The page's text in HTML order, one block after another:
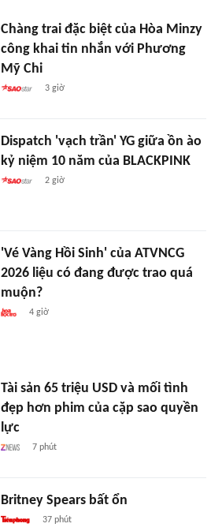
Chàng trai đặc biệt của Hòa Minzy
công khai tin nhắn với Phương
Mỹ Chi
3 giờ
Dispatch 'vạch trần' YG giữa ồn ào
kỷ niệm 10 năm của BLACKPINK
2 giờ
'Vé Vàng Hồi Sinh' của ATVNCG
2026 liệu có đang được trao quá
muộn?
4 giờ
Tài sản 65 triệu USD và mối tình
đẹp hơn phim của cặp sao quyền
lực
7 phút
Britney Spears bất ổn
37 phút